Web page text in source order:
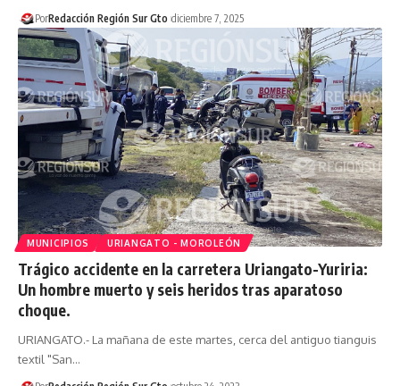
PorRedacción Región Sur Gto diciembre 7, 2025
MUNICIPIOS URIANGATO - MOROLEÓN
Trágico accidente en la carretera Uriangato-Yuriria:
Un hombre muerto y seis heridos tras aparatoso
choque.
URIANGATO.- La mañana de este martes, cerca del antiguo tianguis
textil "San…